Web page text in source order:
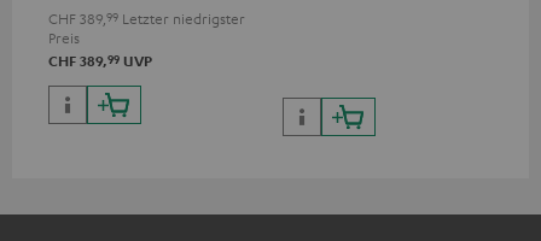
CHF 389, 99 Letzter niedrigster
Preis
CHF 389,99 UVP